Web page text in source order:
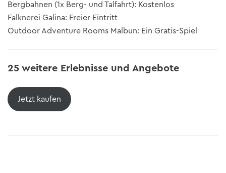
Bergbahnen (1x Berg- und Talfahrt): Kostenlos
Falknerei Galina: Freier Eintritt
Outdoor Adventure Rooms Malbun: Ein Gratis-Spiel
25 weitere Erlebnisse und Angebote
Jetzt kaufen